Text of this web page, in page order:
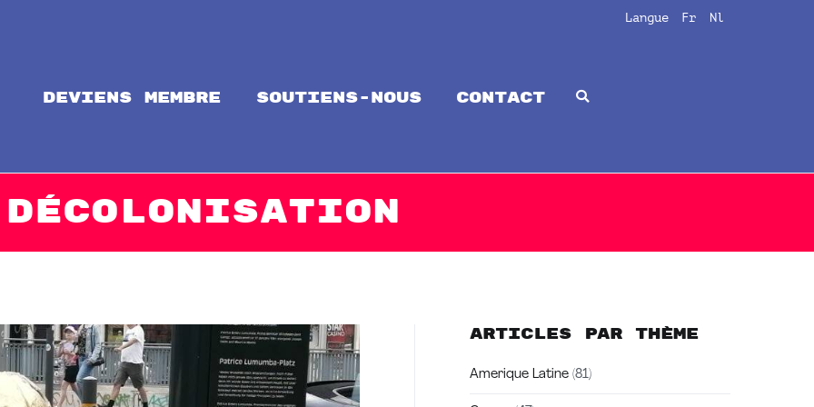
Langue Fr Nl
Deviens membre soutiens-nous CONTACT
Décolonisation
Articles par thème
Amerique Latine (81)